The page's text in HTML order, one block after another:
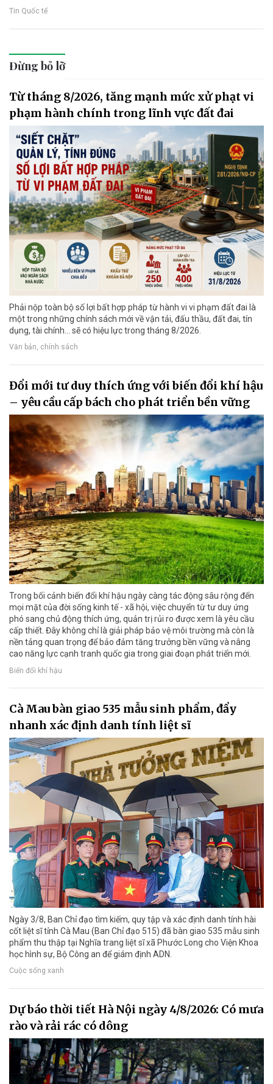
Tin Quốc tế
Đừng bỏ lỡ
Từ tháng 8/2026, tăng mạnh mức xử phạt vi
phạm hành chính trong lĩnh vực đất đai
Phải nộp toàn bộ số lợi bất hợp pháp từ hành vi vi phạm đất đai là
một trong những chính sách mới về vận tải, đấu thầu, đất đai, tín
dụng, tài chính... sẽ có hiệu lực trong tháng 8/2026.
Văn bản, chính sách
Đổi mới tư duy thích ứng với biến đổi khí hậu
– yêu cầu cấp bách cho phát triển bền vững
Trong bối cảnh biến đổi khí hậu ngày càng tác động sâu rộng đến
mọi mặt của đời sống kinh tế - xã hội, việc chuyển từ tư duy ứng
phó sang chủ động thích ứng, quản trị rủi ro được xem là yêu cầu
cấp thiết. Đây không chỉ là giải pháp bảo vệ môi trường mà còn là
nền tảng quan trọng để bảo đảm tăng trưởng bền vững và nâng
cao năng lực cạnh tranh quốc gia trong giai đoạn phát triển mới.
Biến đổi khí hậu
Cà Mau bàn giao 535 mẫu sinh phẩm, đẩy
nhanh xác định danh tính liệt sĩ
Ngày 3/8, Ban Chỉ đạo tìm kiếm, quy tập và xác định danh tính hài
cốt liệt sĩ tỉnh Cà Mau (Ban Chỉ đạo 515) đã bàn giao 535 mẫu sinh
phẩm thu thập tại Nghĩa trang liệt sĩ xã Phước Long cho Viện Khoa
học hình sự, Bộ Công an để giám định ADN.
Cuộc sống xanh
Dự báo thời tiết Hà Nội ngày 4/8/2026: Có mưa
rào và rải rác có dông